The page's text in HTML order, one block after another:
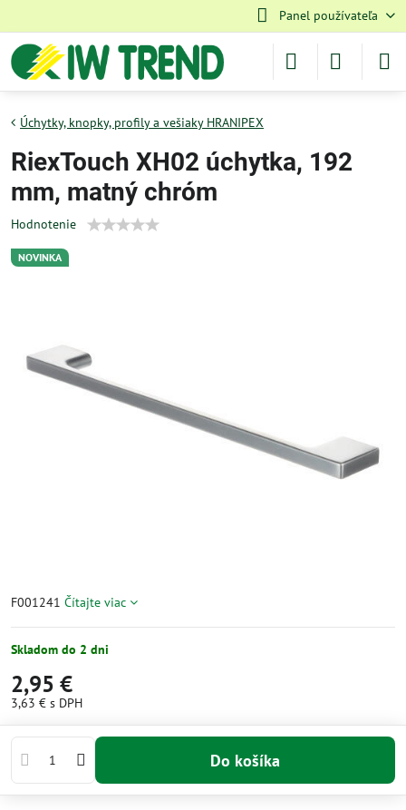
Panel používateľa
NOVINKA
Úchytky, knopky, profily a vešiaky HRANIPEX
RiexTouch XH02 úchytka, 192
mm, matný chróm
Hodnotenie
F001241 Čítajte viac
Skladom do 2 dni
2,95 €
3,63 € s DPH
Do košíka